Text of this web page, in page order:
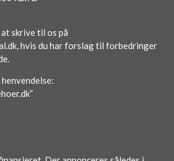
skrive til os på
hvis du har forslag til forbedringer